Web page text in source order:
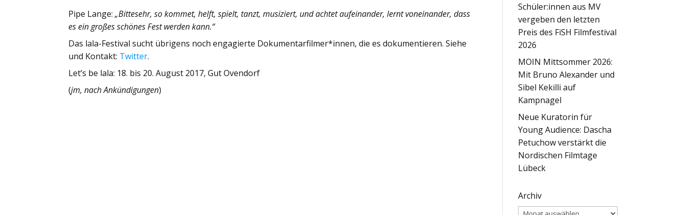
Pipe Lange:„Bittesehr, so kommet, helft, spielt, tanzt, musiziert, und achtet aufeinander, lernt voneinander, dass
es ein großes schönes Fest werden kann.“
Das lala-Festival sucht übrigens noch engagierte Dokumentarfilmer*innen, die es dokumentieren. Siehe
und Kontakt: Twitter.
Let’s be lala: 18. bis 20. August 2017, Gut Ovendorf
(jm, nach Ankündigungen)
Schüler:innen aus MV
vergeben den letzten
Preis des FiSH Filmfestival
2026
MOIN Mittsommer 2026:
Mit Bruno Alexander und
Sibel Kekilli auf
Kampnagel
Neue Kuratorin für
Young Audience: Dascha
Petuchow verstärkt die
Nordischen Filmtage
Lübeck
Archiv
Archiv